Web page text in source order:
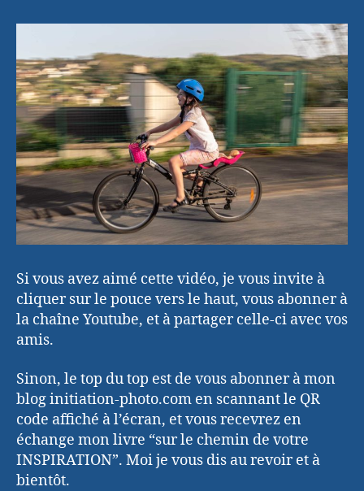
Si vous avez aimé cette vidéo, je vous invite à
cliquer sur le pouce vers le haut, vous abonner à
la chaîne Youtube, et à partager celle-ci avec vos
amis.
Sinon, le top du top est de vous abonner à mon
blog initiation-photo.com en scannant le QR
code affiché à l’écran, et vous recevrez en
échange mon livre “sur le chemin de votre
INSPIRATION”. Moi je vous dis au revoir et à
bientôt.